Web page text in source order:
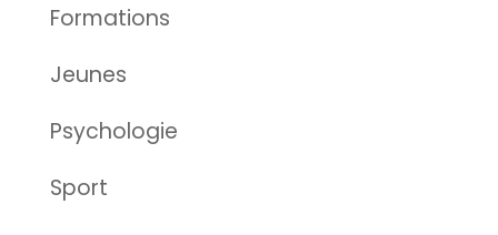
Formations
Jeunes
Psychologie
Sport